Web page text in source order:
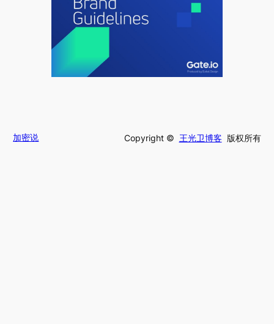
加密说 Copyright © 王光卫博客 版权所有